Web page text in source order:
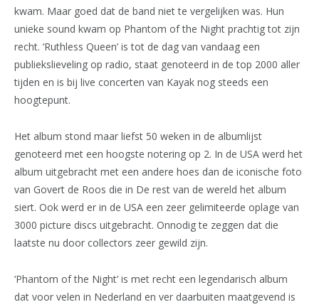
kwam. Maar goed dat de band niet te vergelijken was. Hun
unieke sound kwam op Phantom of the Night prachtig tot zijn
recht. ‘Ruthless Queen’ is tot de dag van vandaag een
publiekslieveling op radio, staat genoteerd in de top 2000 aller
tijden en is bij live concerten van Kayak nog steeds een
hoogtepunt.
Het album stond maar liefst 50 weken in de albumlijst
genoteerd met een hoogste notering op 2. In de USA werd het
album uitgebracht met een andere hoes dan de iconische foto
van Govert de Roos die in De rest van de wereld het album
siert. Ook werd er in de USA een zeer gelimiteerde oplage van
3000 picture discs uitgebracht. Onnodig te zeggen dat die
laatste nu door collectors zeer gewild zijn.
‘Phantom of the Night’ is met recht een legendarisch album
dat voor velen in Nederland en ver daarbuiten maatgevend is